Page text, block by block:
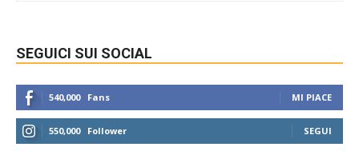
SEGUICI SUI SOCIAL
540,000 Fans MI PIACE
550,000 Follower SEGUI